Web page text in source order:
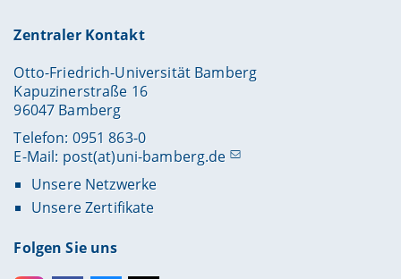
Zentraler Kontakt
Otto-Friedrich-Universität Bamberg
Kapuzinerstraße 16
96047 Bamberg
Telefon: 0951 863-0
E-Mail: post(at)uni-bamberg.de
Unsere Netzwerke
Unsere Zertifikate
Folgen Sie uns